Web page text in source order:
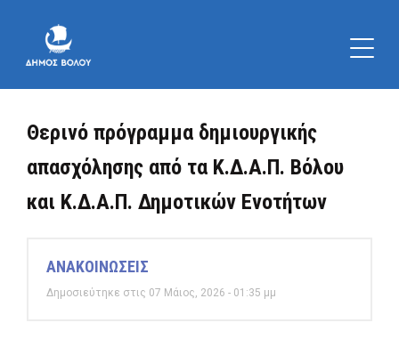
Θερινό πρόγραμμα δημιουργικής
απασχόλησης από τα Κ.Δ.Α.Π. Βόλου
και Κ.Δ.Α.Π. Δημοτικών Ενοτήτων
ΑΝΑΚΟΙΝΩΣΕΙΣ
Δημοσιεύτηκε στις 07 Μάιος, 2026 - 01:35 μμ